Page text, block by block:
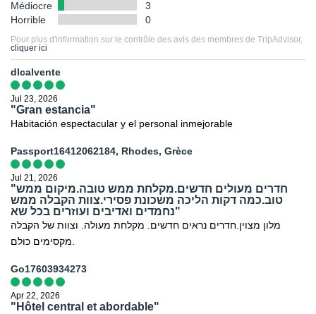
Médiocre
3
Horrible
0
Pour plus d'information sur le contrôle des avis des membres de TripAdvisor,
cliquer ici
dlcalvente
Jul 23, 2026
"Gran estancia"
Habitación espectacular y el personal inmejorable
Passport16412062184, Rhodes, Grèce
Jul 21, 2026
"חדרים מעולים חדשים.מקלחת ממש טובה.מיקום ממש
טוב.כמה דקות הליכה משכונת פסירי.צוות הקבלה ממש
נחמדים ואדיבים ועוזרים בכל שא"
מלון מצוין.חדרים נראים חדשים. מקלחת מעולה. וצוות של הקבלה
מקסימים כולם.
Go17603934273
Apr 22, 2026
"Hôtel central et abordable"